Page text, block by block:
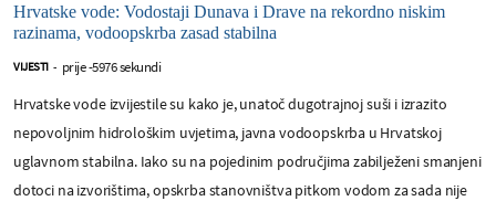
Hrvatske vode: Vodostaji Dunava i Drave na rekordno niskim
razinama, vodoopskrba zasad stabilna
VIJESTI - prije -5976 sekundi
Hrvatske vode izvijestile su kako je, unatoč dugotrajnoj suši i izrazito
nepovoljnim hidrološkim uvjetima, javna vodoopskrba u Hrvatskoj
uglavnom stabilna. Iako su na pojedinim područjima zabilježeni smanjeni
dotoci na izvorištima, opskrba stanovništva pitkom vodom za sada nije